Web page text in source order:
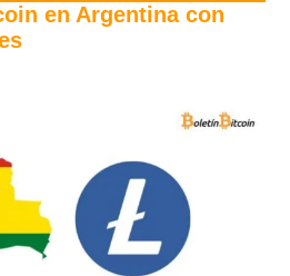
en Argentina con